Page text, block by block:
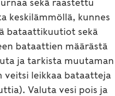
sekä raastettu
keskilämmöllä, kunnes
bataattikuutiot sekä
bataattien määrästä
ja tarkista muutaman
leikkaa bataatteja
Valuta vesi pois ja